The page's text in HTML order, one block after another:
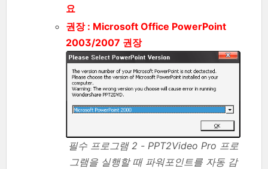
요
권장 : Microsoft Office PowerPoint
2003/2007 권장
필수 프로그램 2 - PPT2Video Pro 프로
그램을 실행할 때 파워포인트를 자동 감